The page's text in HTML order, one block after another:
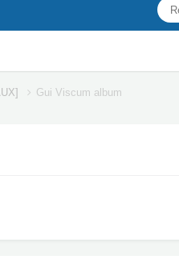
Gui Viscum album